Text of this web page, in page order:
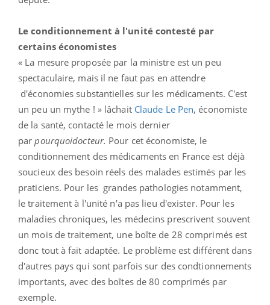
Le conditionnement à l'unité contesté par
certains économistes
« La mesure proposée par la ministre est un peu
spectaculaire, mais il ne faut pas en attendre
d'économies substantielles sur les médicaments. C'est
un peu un mythe ! »lâchait Claude Le Pen, économiste
de la santé, contacté le mois dernier
par pourquoidocteur. Pour cet économiste, le
conditionnement des médicaments en France est déjà
soucieux des besoin réels des malades estimés par les
praticiens. Pour les grandes pathologies notamment,
le traitement à l'unité n'a pas lieu d'exister. Pour les
maladies chroniques, les médecins prescrivent souvent
un mois de traitement, une boîte de 28 comprimés est
donc tout à fait adaptée. Le problème est différent dans
d'autres pays qui sont parfois sur des condtionnements
importants, avec des boîtes de 80 comprimés par
exemple.